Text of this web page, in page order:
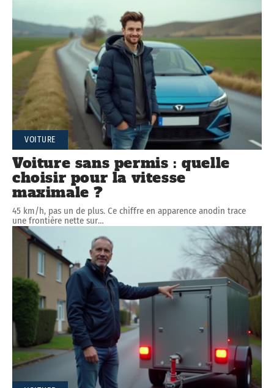
VOITURE
Voiture sans permis : quelle
choisir pour la vitesse
maximale ?
45 km/h, pas un de plus. Ce chiffre en apparence anodin trace
une frontière nette sur…